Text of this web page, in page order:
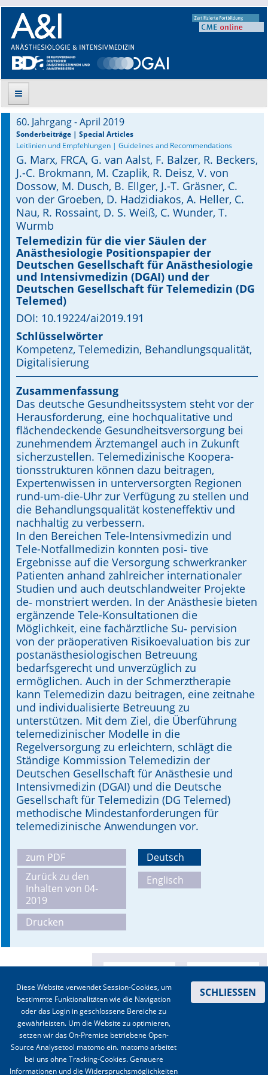
Suche
Aktuelle Ausgabe
Leitlinien
Archiv
Supplements
Supplements OrphanAnesthesia
Online First
A&I English
Mediadaten
Autoren-Service
Bestell-Service
Stellenmarkt
Kongresskalender
60. Jahrgang - April 2019
Sonderbeiträge | Special Articles
Leitlinien und Empfehlungen | Guidelines and Recommendations
G. Marx, FRCA, G. van Aalst, F. Balzer, R. Beckers,
J.-C. Brokmann, M. Czaplik, R. Deisz, V. von
Dossow, M. Dusch, B. Ellger, J.-T. Gräsner, C.
von der Groeben, D. Hadzidiakos, A. Heller, C.
Nau, R. Rossaint, D. S. Weiß, C. Wunder, T.
Wurmb
Teleme­dizin für die vier Säulen der
Anästhesiologie Positionspapier der
Deutschen Gesellschaft für Anästhesio­logie
und Intensivmedizin (DGAI) und der
Deutschen Gesellschaft für Telemedizin (DG
Telemed)
DOI: 10.19224/ai2019.191
Schlüsselwörter
Kompetenz, Telemedizin, Behandlungsqualität,
Digitali­sierung
Zusammenfassung
Das deutsche Gesundheitssystem steht vor der
Herausforderung, eine hochqualitative und
flächendeckende Gesundheitsversorgung bei
zunehmendem Ärztemangel auch in Zukunft
sicherzustellen. Telemedizinische Koopera­
tionsstrukturen können dazu beitragen,
Expertenwissen in unterversorgten Regionen
rund-um-die-Uhr zur Verfügung zu stellen und
die Behandlungsqualität kosteneffektiv und
nachhaltig zu ver­bessern.
In den Bereichen Tele-Intensivmedizin und
Tele-Notfallmedizin konnten posi­‑ ­tive
Ergebnisse auf die Versorgung schwer­kranker
Patienten anhand zahlreicher internationaler
Studien und auch deutschlandweiter Projekte
de­‑ monstriert werden. In der Anästhesie bieten
ergänzende Tele-Konsultationen die
Möglichkeit, eine fachärztliche Su­‑ per­vision
von der präoperativen Risiko­evaluation bis zur
postanästhesiologi­schen Betreuung
bedarfsgerecht und unverzüglich zu
ermöglichen. Auch in der Schmerztherapie
kann Telemedizin dazu beitragen, eine zeitnahe
und individualisierte Betreuung zu
unterstützen. Mit dem Ziel, die Überführung
telemedizinischer Modelle in die
Regelversorgung zu erleichtern, schlägt die
Ständige Kommission Telemedizin der
Deutschen Gesellschaft für Anästhesie und
Intensivmedizin (DGAI) und die Deutsche
Gesellschaft für Telemedizin (DG Telemed)
methodische Mindestanforderungen für
telemedizinische Anwendungen vor.
zum PDF
Zurück zu den
Inhalten von 04-
2019
Drucken
Deutsch
Englisch
Diese Website verwendet Session-Cookies, um
bestimmte Funktionalitäten wie die Navigation
oder das Login in geschlossene Bereiche zu
gewährleisten. Um die Website zu optimieren,
setzen wir das On-Premise betriebene Open-
Source Analysetool matomo ein. matomo arbeitet
bei uns ohne Tracking-Cookies. Genauere
Informationen und die Widerspruchsmöglichkeiten
SCHLIESSEN